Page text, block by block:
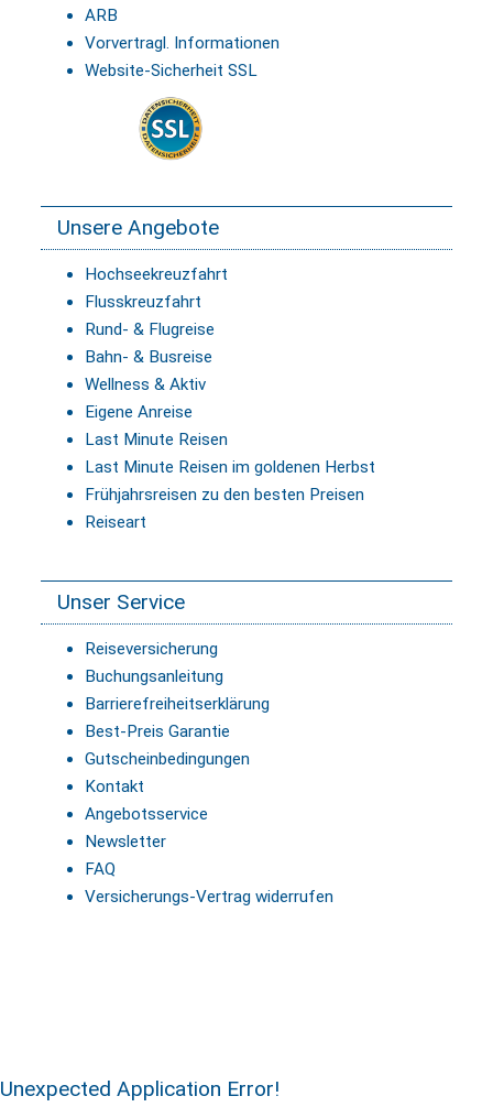
ARB
Vorvertragl. Informationen
Website-Sicherheit SSL
Unsere Angebote
Hochseekreuzfahrt
Flusskreuzfahrt
Rund- & Flugreise
Bahn- & Busreise
Wellness & Aktiv
Eigene Anreise
Last Minute Reisen
Last Minute Reisen im goldenen Herbst
Frühjahrsreisen zu den besten Preisen
Reiseart
Unser Service
Reiseversicherung
Buchungsanleitung
Barrierefreiheitserklärung
Best-Preis Garantie
Gutscheinbedingungen
Kontakt
Angebotsservice
Newsletter
FAQ
Versicherungs-Vertrag widerrufen
Unexpected Application Error!